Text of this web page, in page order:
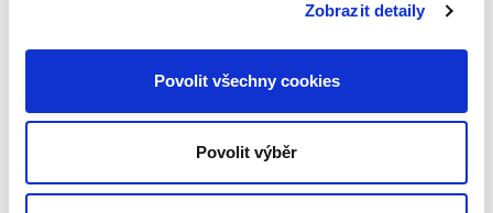
Zobrazit detaily
Povolit všechny cookies
Povolit výběr
Nepominutelný
dědic a jeho